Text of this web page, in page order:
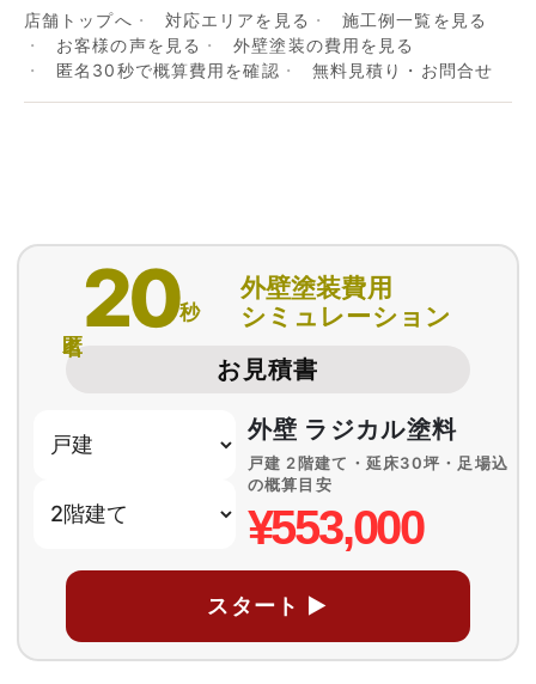
店舗トップへ 対応エリアを見る
施工例一覧を見る
お客様の声を見る
外壁塗装の費用を見る
匿名30秒で概算費用を確認
無料見積り・お問合せ
20秒
外壁塗装費用
シミュレーション
お見積書
外壁 ラジカル塗料
戸建 2階建て・延床30坪・足場込
の概算目安
¥553,000
スタート ▶